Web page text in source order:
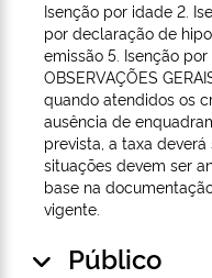
Isenção por idade 2.
por declaração de
emissão 5. Isenção
OBSERVAÇÕES
quando atendidos os
ausência de
prevista, a taxa
situações devem ser
base na
vigente.
Público